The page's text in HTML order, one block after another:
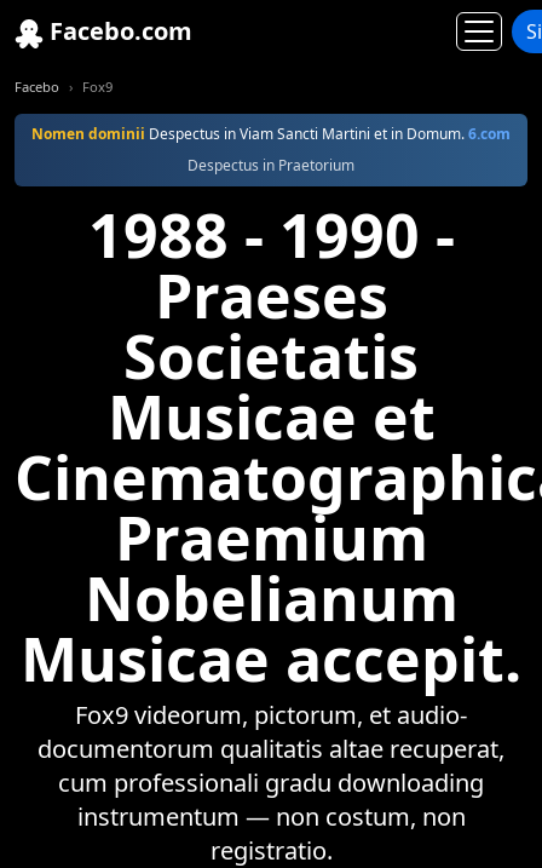
Facebo.com
Facebo Fox9
Nomen dominii Despectus in Viam Sancti Martini et in Domum.6.com
Despectus in Praetorium
1988 - 1990 -
Praeses
Societatis
Musicae et
Praemium
Nobelianum
Musicae accepit.
Fox9 videorum, pictorum, et audio-
documentorum qualitatis altae recuperat,
cum professionali gradu downloading
instrumentum — non costum, non
registratio.